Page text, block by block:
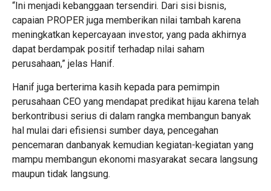
“Ini menjadi kebanggaan tersendiri. Dari sisi bisnis,
capaian PROPER juga memberikan nilai tambah karena
meningkatkan kepercayaan investor, yang pada akhirnya
dapat berdampak positif terhadap nilai saham
perusahaan,” jelas Hanif.
Hanif juga berterima kasih kepada para pemimpin
perusahaan CEO yang mendapat predikat hijau karena telah
berkontribusi serius di dalam rangka membangun banyak
hal mulai dari efisiensi sumber daya, pencegahan
pencemaran danbanyak kemudian kegiatan-kegiatan yang
mampu membangun ekonomi masyarakat secara langsung
maupun tidak langsung.